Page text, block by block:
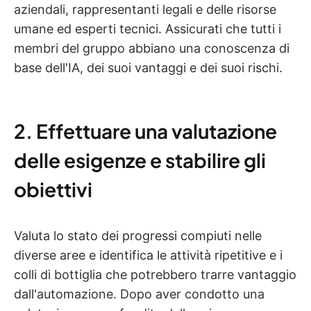
aziendali, rappresentanti legali e delle risorse
umane ed esperti tecnici. Assicurati che tutti i
membri del gruppo abbiano una conoscenza di
base dell'IA, dei suoi vantaggi e dei suoi rischi.
2. Effettuare una valutazione
delle esigenze e stabilire gli
obiettivi
Valuta lo stato dei progressi compiuti nelle
diverse aree e identifica le attività ripetitive e i
colli di bottiglia che potrebbero trarre vantaggio
dall'automazione. Dopo aver condotto una